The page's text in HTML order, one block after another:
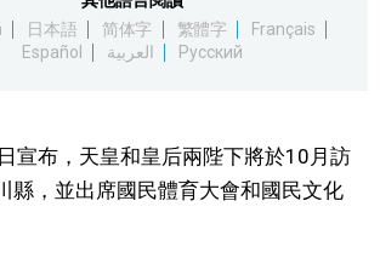
العربية
日本語 简体字 繁體字
Français
Español
العربية Русский
宣布，天皇和皇后兩陛下將於10月訪
縣，並出席國民體育大會和國民文化